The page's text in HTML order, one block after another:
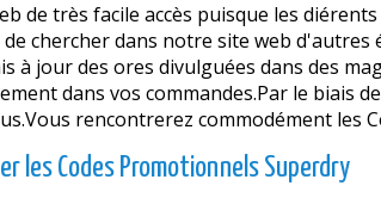
de très facile accès puisque les
chercher dans notre site web
jour des offres divulguées dans des
dans vos commandes.Par le biais
rencontrerez commodément les
les Codes Promotionnels Superdry